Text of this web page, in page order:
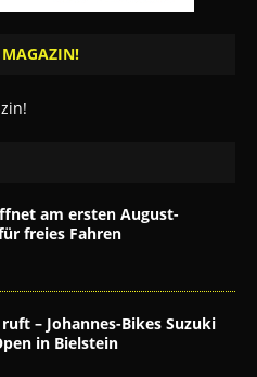
MAGAZIN!
am ersten August-
freies Fahren
– Johannes-Bikes Suzuki
in Bielstein